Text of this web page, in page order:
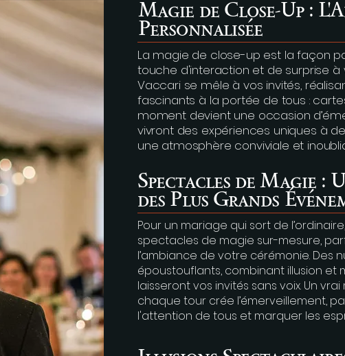
Magie de Close-Up :
Personnalisée
La magie de close-up est la façon
touche d'interaction et de surprise à
Vaccari se mêle à vos invités,
fascinants à la portée de tous :
moment devient une occasion
vivront des expériences uniques à
une atmosphère conviviale et
Spectacles de Magie :
des Plus Grands
Pour un mariage qui sort de
spectacles de magie sur-mesure,
l’ambiance de votre cérémonie. Des
époustouflants, combinant illusion et
laisseront vos invités sans voix. Un
chaque tour crée l’émerveillement,
l'attention de tous et marquer les